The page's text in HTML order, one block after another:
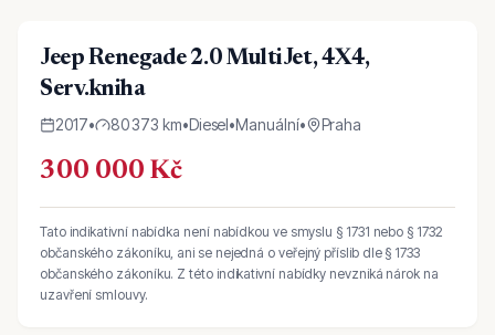
Jeep Renegade 2.0 MultiJet, 4X4,
Serv.kniha
2017• 80 373 km•Diesel•Manuální• Praha
300 000 Kč
Tato indikativní nabídka není nabídkou ve smyslu § 1731 nebo § 1732
občanského zákoníku, ani se nejedná o veřejný příslib dle § 1733
občanského zákoníku. Z této indikativní nabídky nevzniká nárok na
uzavření smlouvy.